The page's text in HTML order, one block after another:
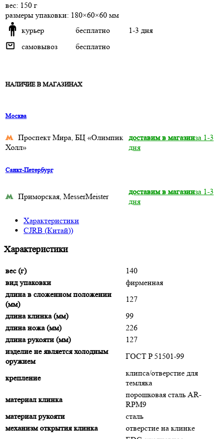
веc: 150 г
размеры упаковки: 180×60×60 мм
курьер
бесплатно
1-3 дня
самовывоз
бесплатно
НАЛИЧИЕ В МАГАЗИНАХ
Москва
Проспект Мира, БЦ «Олимпик
Холл»
доставим в магазинза 1-3
дня
Санкт-Петербург
Приморская, MesserMeister
доставим в магазинза 1-3
дня
Характеристики
CJRB (Китай))
Характеристики
вес (г)
140
вид упаковки
фирменная
длина в сложенном положении
(мм)
127
длина клинка (мм)
99
длина ножа (мм)
226
длина рукояти (мм)
127
изделие не является холодным
оружием
ГОСТ P 51501-99
крепление
клипса/отверстие для
темляка
материал клинка
порошковая сталь AR-
RPM9
материал рукояти
сталь
механизм открытия клинка
отверстие на клинке